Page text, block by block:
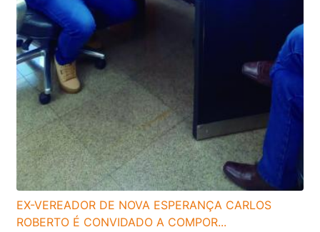
EX-VEREADOR DE NOVA ESPERANÇA CARLOS
ROBERTO É CONVIDADO A COMPOR...